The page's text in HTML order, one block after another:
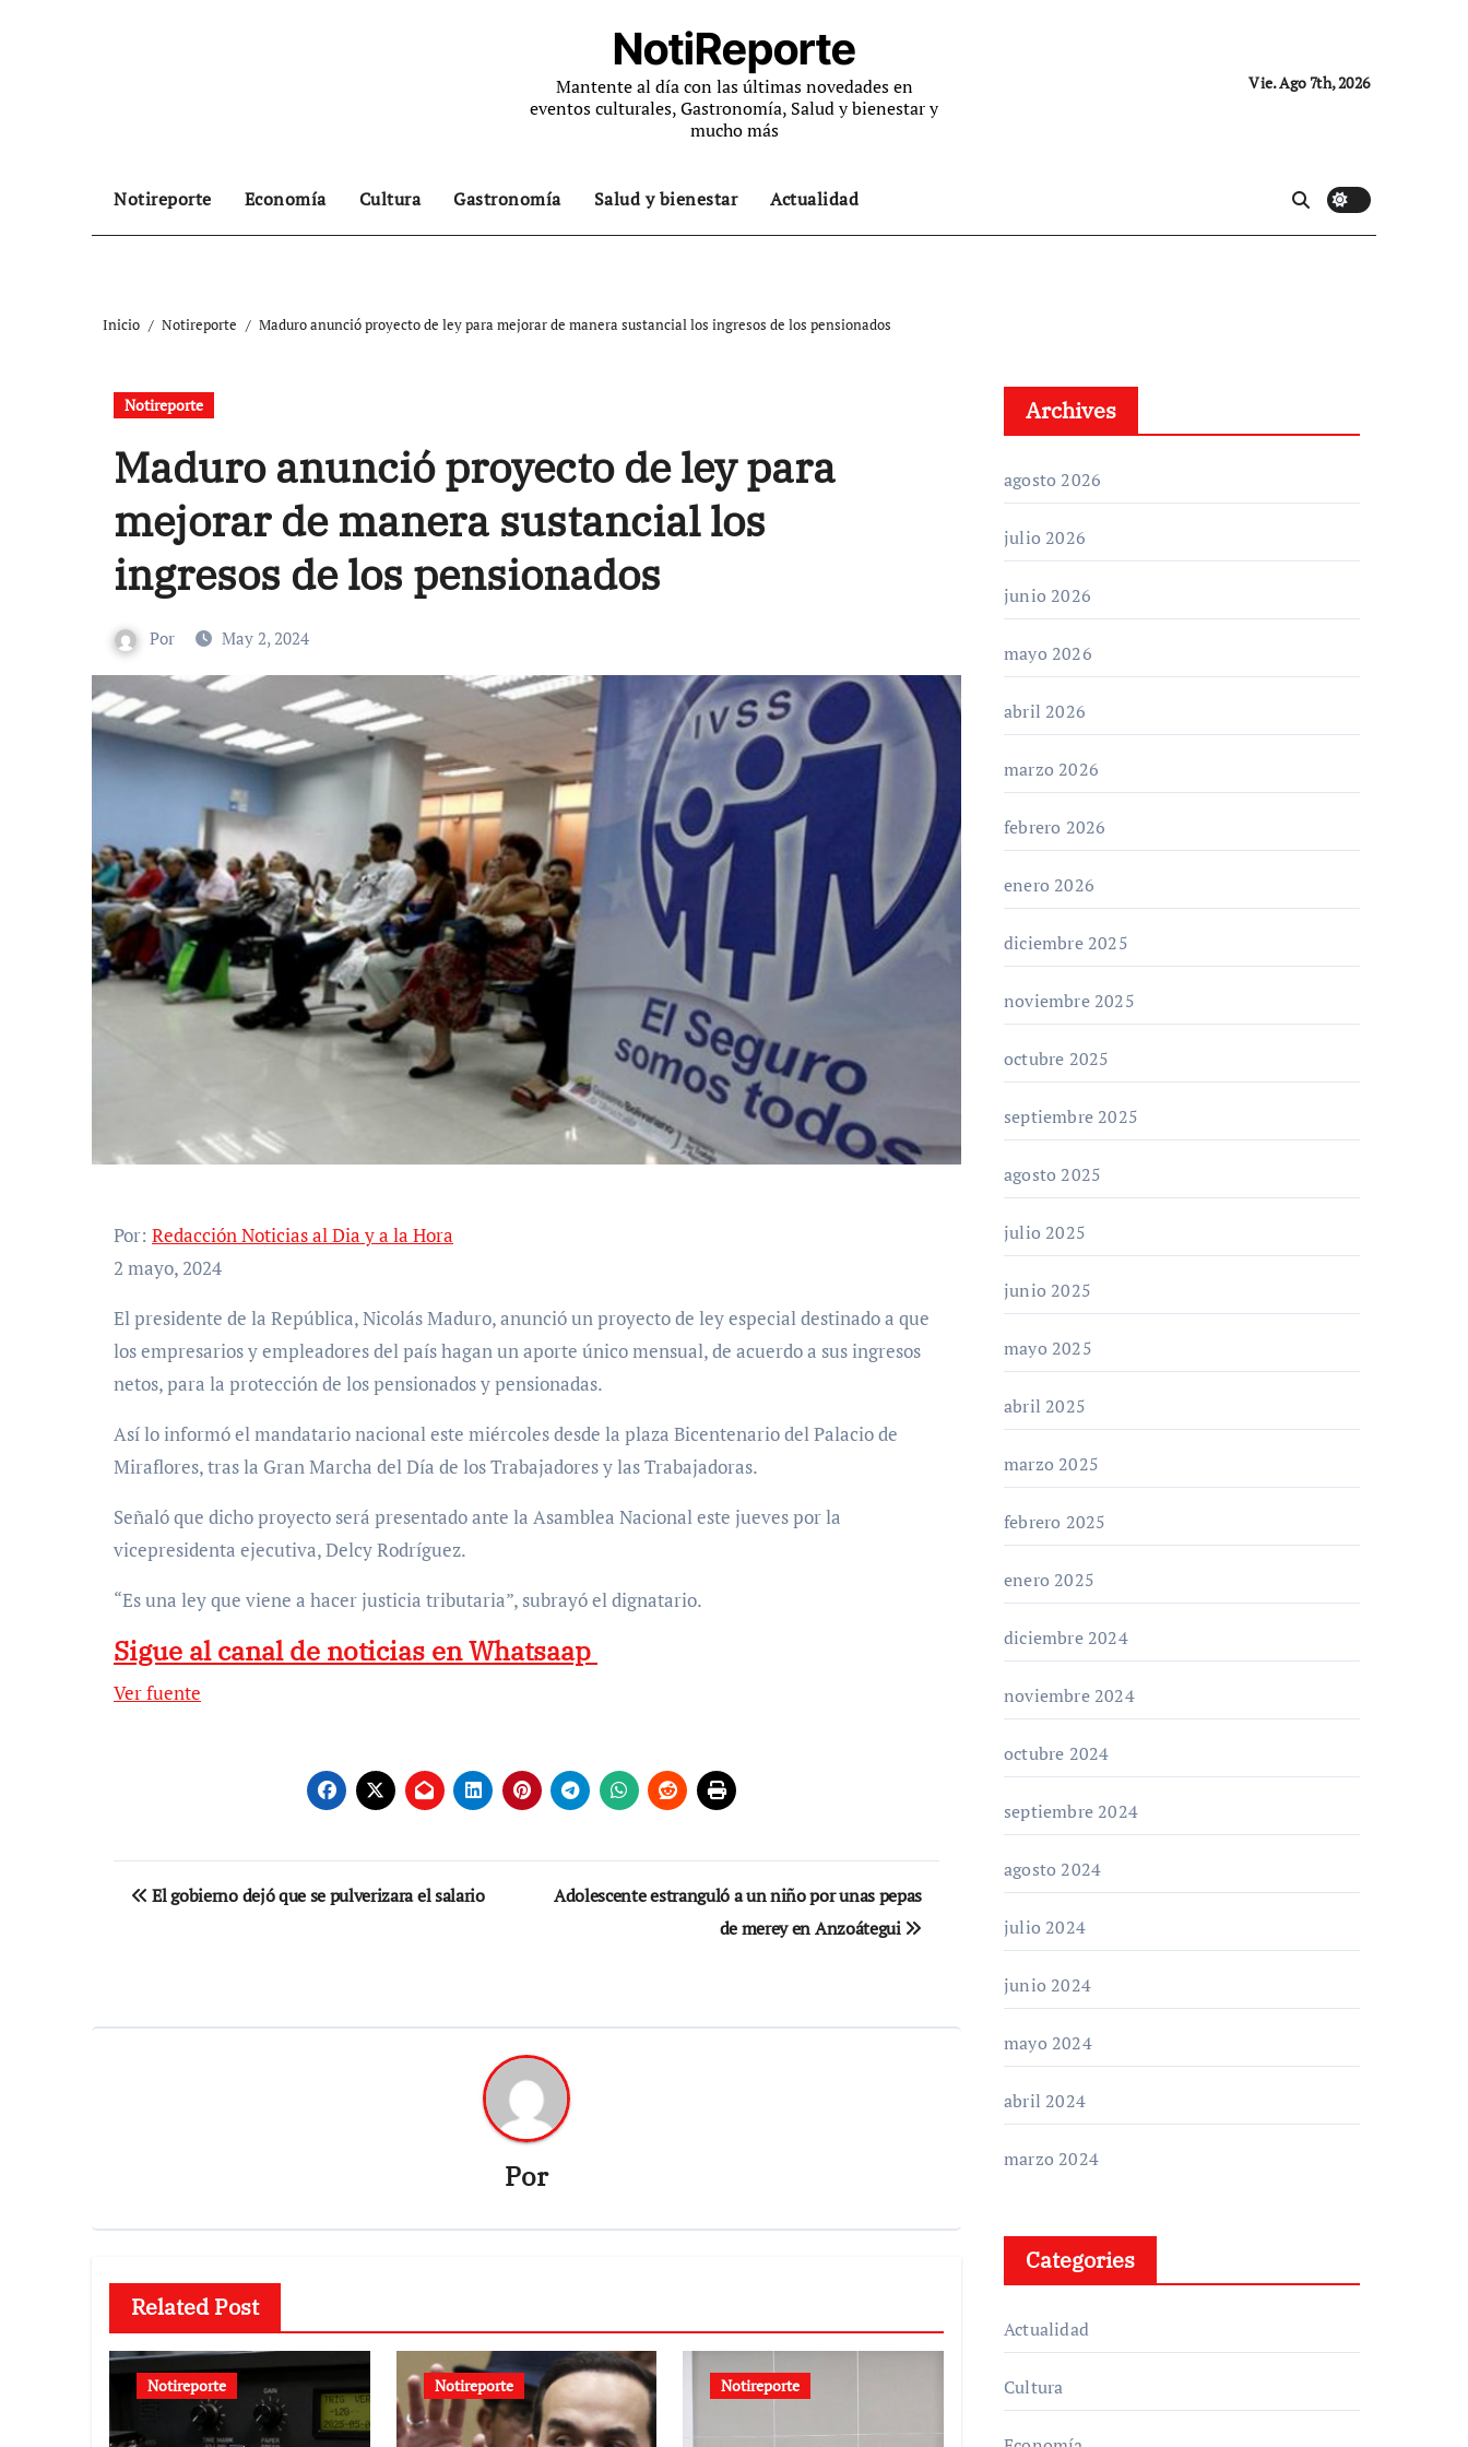
NotiReporte
Mantente al día con las últimas novedades en
eventos culturales, Gastronomía, Salud y bienestar y
mucho más
Vie. Ago 7th, 2026
Notireporte Economía Cultura Gastronomía Salud y bienestar Actualidad
Inicio Notireporte Maduro anunció proyecto de ley para mejorar de manera sustancial los ingresos de los pensionados
Notireporte
Maduro anunció proyecto de ley para
mejorar de manera sustancial los
ingresos de los pensionados
Por May 2, 2024
Por: Redacción Noticias al Dia y a la Hora
2 mayo, 2024
El presidente de la República, Nicolás Maduro, anunció un proyecto de ley especial destinado a que
los empresarios y empleadores del país hagan un aporte único mensual, de acuerdo a sus ingresos
netos, para la protección de los pensionados y pensionadas.
Así lo informó el mandatario nacional este miércoles desde la plaza Bicentenario del Palacio de
Miraflores, tras la Gran Marcha del Día de los Trabajadores y las Trabajadoras.
Señaló que dicho proyecto será presentado ante la Asamblea Nacional este jueves por la
vicepresidenta ejecutiva, Delcy Rodríguez.
“Es una ley que viene a hacer justicia tributaria”, subrayó el dignatario.
Sigue al canal de noticias en Whatsaap
Ver fuente
Navegación
El gobierno dejó que se pulverizara el salario
Adolescente estranguló a un niño por unas pepas
de merey en Anzoátegui
Por
Related Post
Notireporte Notireporte Notireporte
Archives
agosto 2026
julio 2026
junio 2026
mayo 2026
abril 2026
marzo 2026
febrero 2026
enero 2026
diciembre 2025
noviembre 2025
octubre 2025
septiembre 2025
agosto 2025
julio 2025
junio 2025
mayo 2025
abril 2025
marzo 2025
febrero 2025
enero 2025
diciembre 2024
noviembre 2024
octubre 2024
septiembre 2024
agosto 2024
julio 2024
junio 2024
mayo 2024
abril 2024
marzo 2024
Categories
Actualidad
Cultura